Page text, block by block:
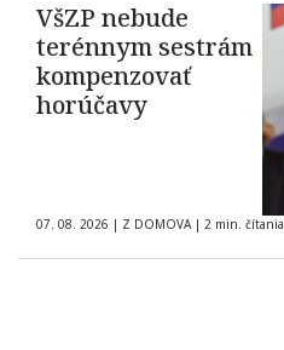
VšZP nebude
terénnym sestrám
kompenzovať
horúčavy
07. 08. 2026 | Z DOMOVA | 2 min. čítania